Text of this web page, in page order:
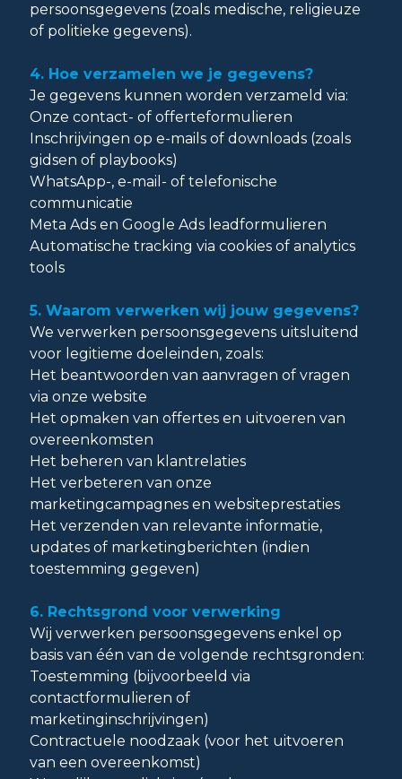
persoonsgegevens (zoals medische, religieuze
of politieke gegevens).
4. Hoe verzamelen we je gegevens?
Je gegevens kunnen worden verzameld via:
Onze contact- of offerteformulieren
Inschrijvingen op e-mails of downloads (zoals
gidsen of playbooks)
WhatsApp-, e-mail- of telefonische
communicatie
Meta Ads en Google Ads leadformulieren
Automatische tracking via cookies of analytics
tools
5. Waarom verwerken wij jouw gegevens?
We verwerken persoonsgegevens uitsluitend
voor legitieme doeleinden, zoals:
Het beantwoorden van aanvragen of vragen
via onze website
Het opmaken van offertes en uitvoeren van
overeenkomsten
Het beheren van klantrelaties
Het verbeteren van onze
marketingcampagnes en websiteprestaties
Het verzenden van relevante informatie,
updates of marketingberichten (indien
toestemming gegeven)
6. Rechtsgrond voor verwerking
Wij verwerken persoonsgegevens enkel op
basis van één van de volgende rechtsgronden:
Toestemming (bijvoorbeeld via
contactformulieren of
marketinginschrijvingen)
Contractuele noodzaak (voor het uitvoeren
van een overeenkomst)